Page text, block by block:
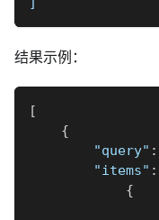
结果示例：
[
{
"query" :
"items" :
{